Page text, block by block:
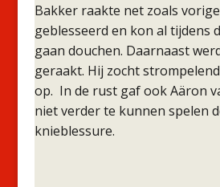
Bakker raakte net zoals
geblesseerd en kon al tijdens
gaan douchen. Daarnaast
geraakt. Hij zocht
op. In de rust gaf ook Aäron
niet verder te kunnen spelen
knieblessure.